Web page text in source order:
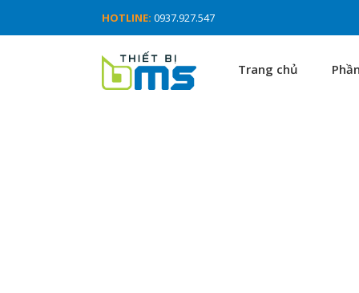
HOTLINE: 0937.927.547
Trang chủ